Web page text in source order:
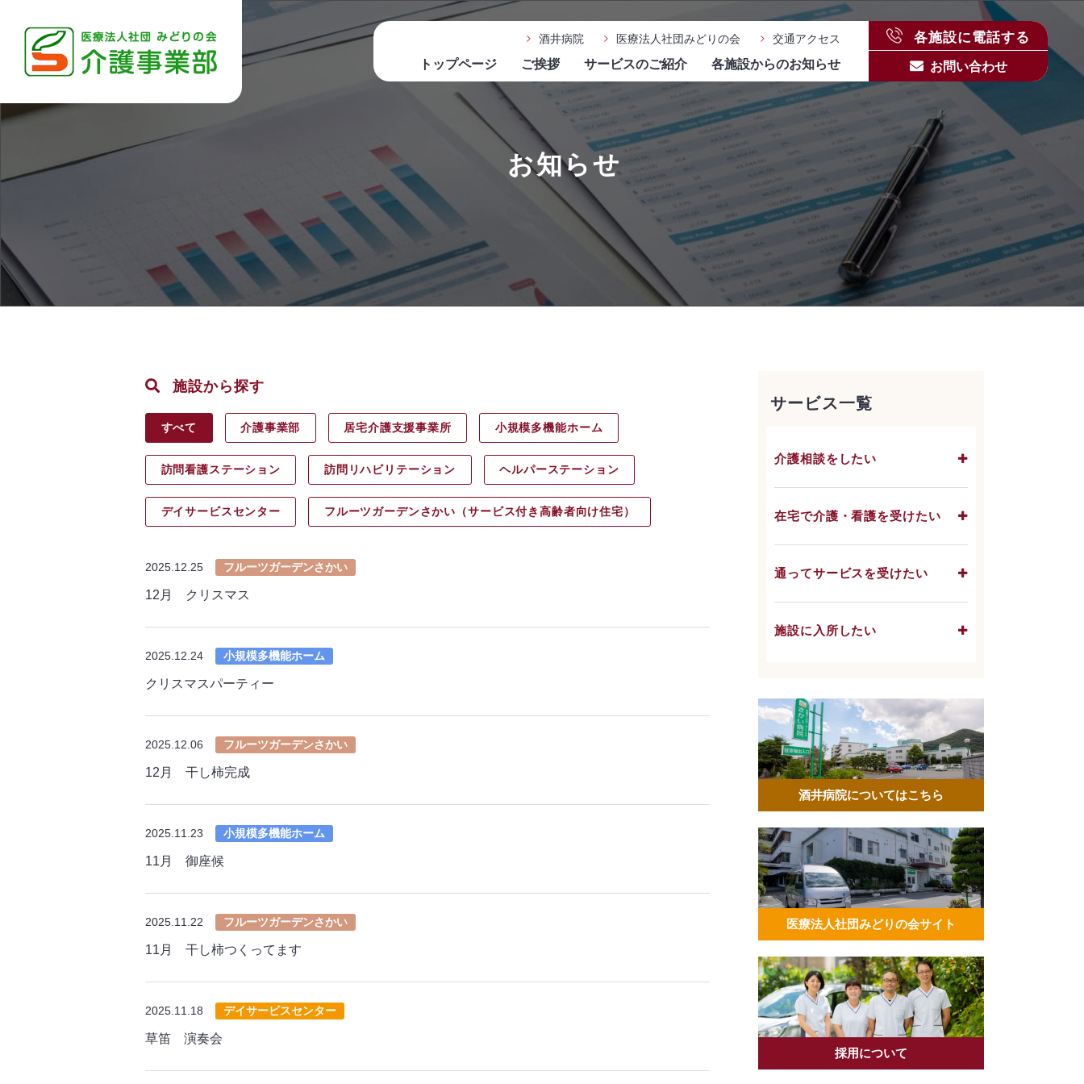
酒井病院 医療法人社団みどりの会 交通アクセス
トップページ ご挨拶 サービスのご紹介 各施設からのお知らせ
各施設に電話する
お問い合わせ
お知らせ
施設から探す
すべて 介護事業部 居宅介護支援事業所 小規模多機能ホーム
訪問看護ステーション 訪問リハビリ テーション ヘルパーステーション
デイサービスセンター フルーツガーデンさかい（サービス付き高齢者向け住宅）
2025.12.25 フルーツガーデンさかい
12月 クリスマス
2025.12.24 小規模多機能ホーム
クリスマスパーティー
2025.12.06 フルーツガーデンさかい
12月 干し柿完成
2025.11.23 小規模多機能ホーム
11月 御座候
2025.11.22 フルーツガーデンさかい
11月 干し柿つくってます
2025.11.18 デイサービスセンター
草笛 演奏会
サービス一覧
介護相談をしたい
在宅で介護・看護を受けたい
通ってサービスを受けたい
施設に入所したい
酒井病院についてはこちら
医療法人社団みどりの会サイト
採用について